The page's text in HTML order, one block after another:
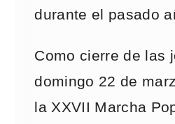
durante el pasado
Como cierre de las
domingo 22 de
la XXVII Marcha